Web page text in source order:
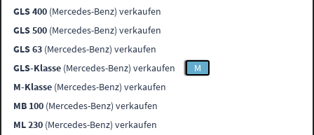
GLS 400 (Mercedes-Benz) verkaufen
GLS 500 (Mercedes-Benz) verkaufen
GLS 63 (Mercedes-Benz) verkaufen
GLS-Klasse (Mercedes-Benz) verkaufen
M
M-Klasse (Mercedes-Benz) verkaufen
MB 100 (Mercedes-Benz) verkaufen
ML 230 (Mercedes-Benz) verkaufen